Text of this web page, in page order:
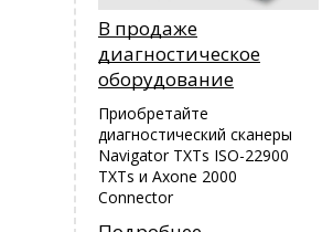
В продаже
диагностическое
оборудование
Приобретайте
диагностический сканеры
Navigator TXTs ISO-22900
TXTs и Аxone 2000
Connector